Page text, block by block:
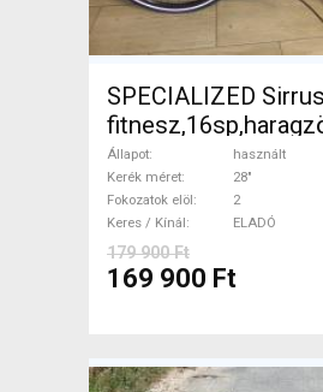
SPECIALIZED
Trekking/cross
használt ELADÓ
Állapot
használt
Kerék méret
28"
Fokozatok elöl
2
Keres / Kínál
ELADÓ
179 900 Ft
169 900 Ft